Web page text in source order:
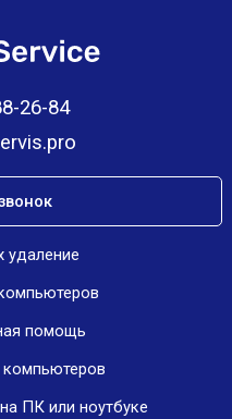
26-84
удаление
помощь
ПК или ноутбуке